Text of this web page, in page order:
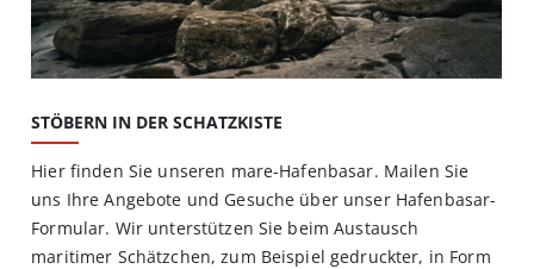
STÖBERN IN DER SCHATZKISTE
Hier finden Sie unseren mare-Hafenbasar. Mailen Sie
uns Ihre Angebote und Gesuche über unser Hafenbasar-
Formular. Wir unterstützen Sie beim Austausch
maritimer Schätzchen, zum Beispiel gedruckter, in Form